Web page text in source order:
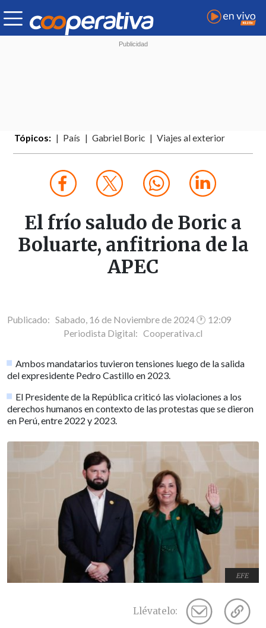
Tópicos: País Gabriel Boric Viajes al exterior
El frío saludo de Boric a
Boluarte, anfitriona de la
APEC
Publicado: Sabado, 16 de Noviembre de 2024 🕐 12:09
Periodista Digital: Cooperativa.cl
Ambos mandatarios tuvieron tensiones luego de la salida
del expresidente Pedro Castillo en 2023.
El Presidente de la República criticó las violaciones a los
derechos humanos en contexto de las protestas que se dieron
en Perú, entre 2022 y 2023.
EFE
Llévatelo: